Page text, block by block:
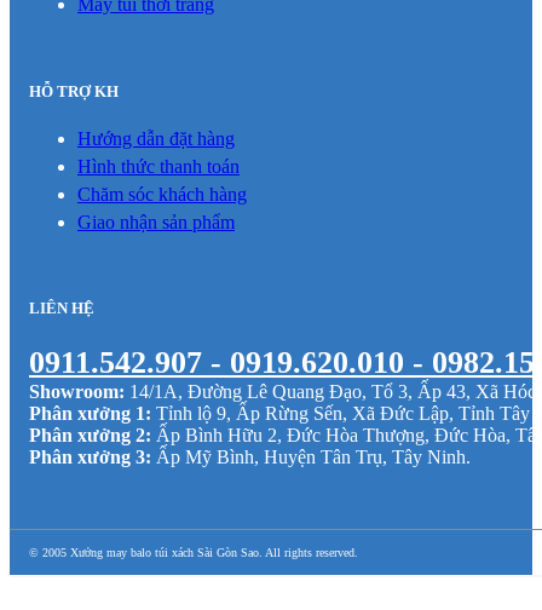
May túi thời trang
HỖ TRỢ KH
Hướng dẫn đặt hàng
Hình thức thanh toán
Chăm sóc khách hàng
Giao nhận sản phẩm
LIÊN HỆ
0911.542.907 - 0919.620.010 -
Showroom: 14/1A, Đường Lê Quang Đạo, Tổ 3, Ấp 43, Xã Hóc
Phân xưởng 1: Tỉnh lộ 9, Ấp Rừng Sến, Xã Đức Lập, Tỉnh Tây
Phân xưởng 2: Ấp Bình Hữu 2, Đức Hòa Thượng, Đức Hòa,
Phân xưởng 3: Ấp Mỹ Bình, Huyện Tân Trụ, Tây Ninh.
© 2005 Xưởng may balo túi xách Sài Gòn Sao. All rights reserved.